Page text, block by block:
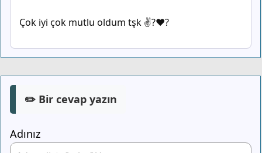
Çok iyi çok mutlu oldum tşk ✌?❤️‍?
✏️ Bir cevap yazın
Adınız